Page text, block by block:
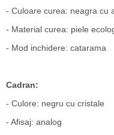
- Culoare curea: neagra cu
- Material curea: piele
- Mod inchidere: catarama
Cadran:
- Culore: negru cu cristale
- Afisaj: analog